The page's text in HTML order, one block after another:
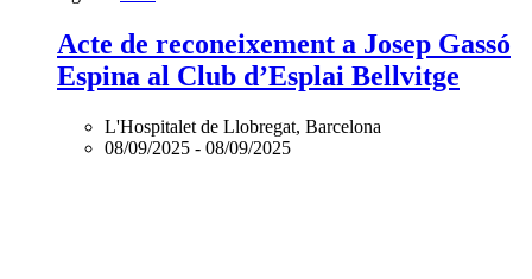
Acte de reconeixement a Josep Gassó
Espina al Club d’Esplai Bellvitge
L'Hospitalet de Llobregat, Barcelona
08/09/2025 - 08/09/2025